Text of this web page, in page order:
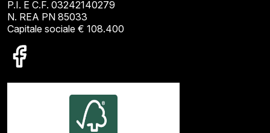
P.I. E C.F. 03242140279
N. REA PN 85033
Capitale sociale € 108.400